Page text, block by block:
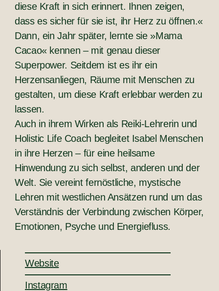
diese Kraft in sich erinnert. Ihnen zeigen,
dass es sicher für sie ist, ihr Herz zu öffnen.«
Dann, ein Jahr später, lernte sie »Mama
Cacao« kennen – mit genau dieser
Superpower. Seitdem ist es ihr ein
Herzensanliegen, Räume mit Menschen zu
gestalten, um diese Kraft erlebbar werden zu
lassen.
Auch in ihrem Wirken als Reiki-Lehrerin und
Holistic Life Coach begleitet Isabel Menschen
in ihre Herzen – für eine heilsame
Hinwendung zu sich selbst, anderen und der
Welt. Sie vereint fernöstliche, mystische
Lehren mit westlichen Ansätzen rund um das
Verständnis der Verbindung zwischen Körper,
Emotionen, Psyche und Energiefluss.
Website
Instagram